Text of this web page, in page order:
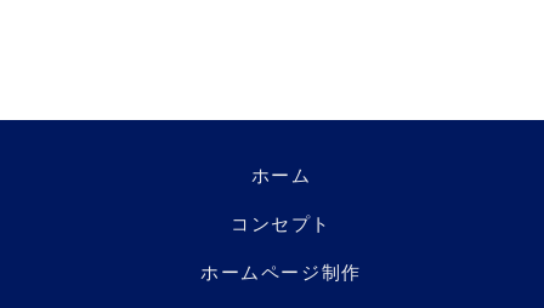
ホーム
コンセプト
ホームページ制作